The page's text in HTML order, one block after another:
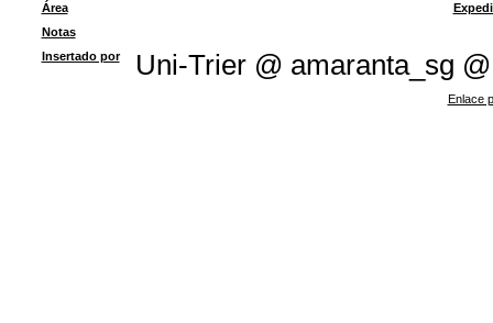
Área
Notas
Insertado por
Uni-Trier @ amaranta_sg @
Enlace